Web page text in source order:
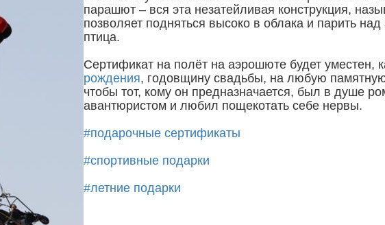
парашют – вся эта незатейливая конструкция,
позволяет подняться высоко в облака и парить
птица.
Сертификат на полёт на аэрошюте будет уместен,
рождения, годовщину свадьбы, на любую
чтобы тот, кому он предназначается, был в душе
авантюристом и любил пощекотать себе нервы.
#подарочные сертификаты
#спортивные подарки
#летние подарки